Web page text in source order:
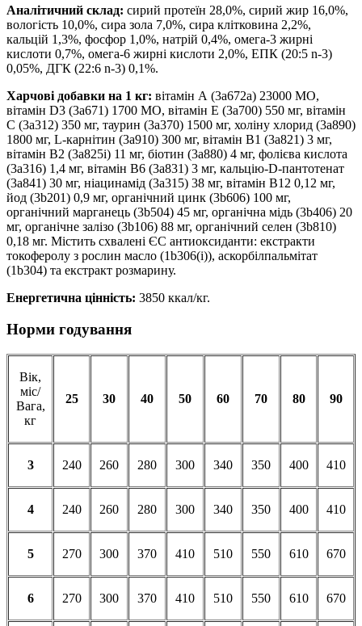
Аналітичний склад: сирий протеїн 28,0%, сирий жир 16,0%,
вологість 10,0%, сира зола 7,0%, сира клітковина 2,2%,
кальцій 1,3%, фосфор 1,0%, натрій 0,4%, омега-3 жирні
кислоти 0,7%, омега-6 жирні кислоти 2,0%, EПК (20:5 n-3)
0,05%, ДГК (22:6 n-3) 0,1%.
Харчові добавки на 1 кг: вітамін А (3a672a) 23000 МО,
вітамін D3 (3a671) 1700 МО, вітамін Е (3a700) 550 мг, вітамін
С (3a312) 350 мг, таурин (3a370) 1500 мг, холіну хлорид (3a890)
1800 мг, L-карнітин (3a910) 300 мг, вітамін B1 (3a821) 3 мг,
вітамін B2 (3a825i) 11 мг, біотин (3a880) 4 мг, фолієва кислота
(3a316) 1,4 мг, вітамін B6 (3a831) 3 мг, кальцію-D-пантотенат
(3a841) 30 мг, ніацинамід (3a315) 38 мг, вітамін B12 0,12 мг,
йод (3b201) 0,9 мг, органічний цинк (3b606) 100 мг,
органічний марганець (3b504) 45 мг, органічна мідь (3b406) 20
мг, органічне залізо (3b106) 88 мг, органічний селен (3b810)
0,18 мг. Містить схвалені ЄС антиоксиданти: екстракти
токоферолу з рослин масло (1b306(i)), аскорбілпальмітат
(1b304) та екстракт розмарину.
Енергетична цінність: 3850 ккал/кг.
Норми годування
Вік,
міс/
Вага,
кг
25 30 40 50 60 70 80 90
3 240 260 280 300 340 350 400 410
4 240 260 280 300 340 350 400 410
5 270 300 370 410 510 550 610 670
6 270 300 370 410 510 550 610 670